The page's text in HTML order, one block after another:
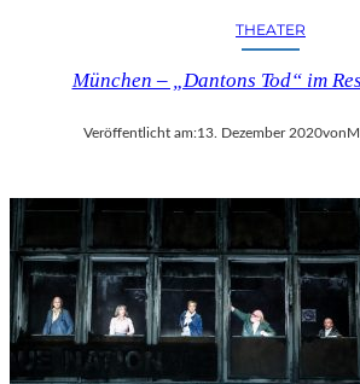
THEATER
München – „Dantons Tod“ im
Veröffentlicht am:13. Dezember 2020von